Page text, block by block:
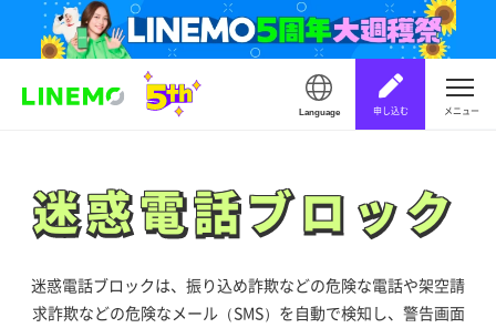
Language 申し込む メニュー
迷惑電話ブロック
迷惑電話ブロック
迷惑電話ブロックは、振り込め詐欺などの危険な電話や架空請
求詐欺などの危険なメール（SMS）を自動で検知し、警告画面